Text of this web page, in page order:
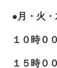
●月・火
１０時０
１５時０